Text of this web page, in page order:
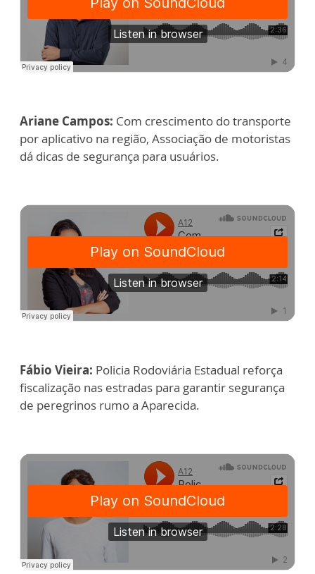
Ariane Campos: Com crescimento do transporte
por aplicativo na região, Associação de motoristas
dá dicas de segurança para usuários.
Fábio Vieira: Policia Rodoviária Estadual reforça
fiscalização nas estradas para garantir segurança
de peregrinos rumo a Aparecida.